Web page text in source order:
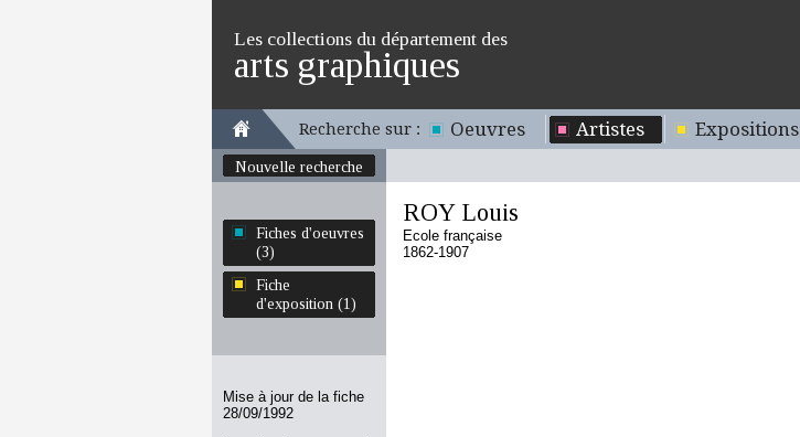
Les collections du département des
arts graphiques
Recherche sur : Oeuvres Artistes Expositions
Nouvelle recherche
Fiches d'oeuvres
(3)
Fiche
d'exposition (1)
Mise à jour de la fiche
28/09/1992
ROY Louis
Ecole française
1862-1907